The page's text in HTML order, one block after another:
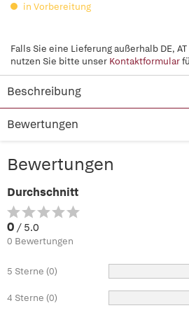
in Vorbereitung
Falls Sie eine Lieferung außerhalb DE,
nutzen Sie bitte unser Kontaktformular
Beschreibung
Bewertungen
Bewertungen
Durchschnitt
0 / 5.0
0 Bewertungen
5 Sterne (0)
4 Sterne (0)